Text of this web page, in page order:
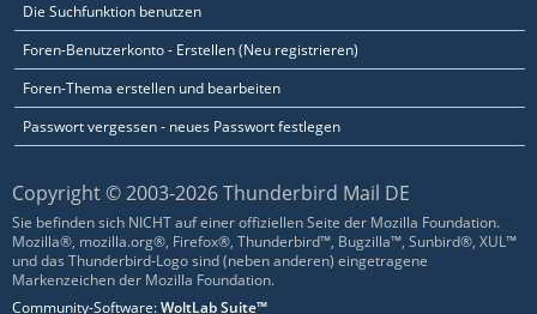
Die Suchfunktion benutzen
Foren-Benutzerkonto - Erstellen (Neu registrieren)
Foren-Thema erstellen und bearbeiten
Passwort vergessen - neues Passwort festlegen
Copyright © 2003-2026 Thunderbird Mail DE
Sie befinden sich NICHT auf einer offiziellen Seite der Mozilla Foundation.
Mozilla®, mozilla.org®, Firefox®, Thunderbird™, Bugzilla™, Sunbird®, XUL™
und das Thunderbird-Logo sind (neben anderen) eingetragene
Markenzeichen der Mozilla Foundation.
Community-Software:WoltLab Suite™